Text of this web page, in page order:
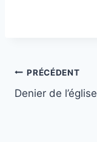
Navigation
de
PRÉCÉDENT
Denier de l’église